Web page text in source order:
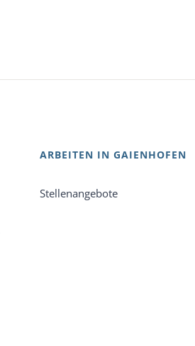
ARBEITEN IN GAIENHOFEN
Stellenangebote